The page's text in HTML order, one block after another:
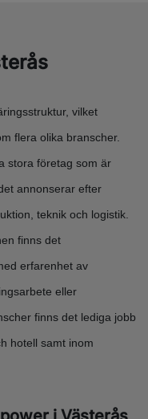
vilket
flera olika branscher.
stora företag som är
annonserar efter
teknik och logistik.
finns det
erfarenhet av
eller
finns det lediga jobb
hotell samt inom